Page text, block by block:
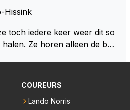
Hissink
toch iedere keer weer dit so
Ze horen alleen de boa
afspeelt achter gesloten de
Dat er nu een paar jaar acht
COUREURS
Lando Norris